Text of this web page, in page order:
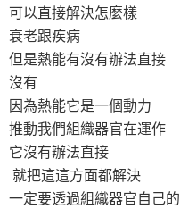
可以直接解決怎麼樣
衰老跟疾病
但是熱能有沒有辦法直接
沒有
因為熱能它是一個動力
推動我們組織器官在運作
它沒有辦法直接
就把這這方面都解決
一定要透過組織器官自己的